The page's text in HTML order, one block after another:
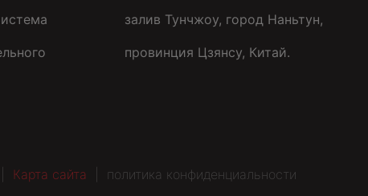
залив Тунчжоу, город Наньтун,
провинция Цзянсу, Китай.
Карта сайта политика конфиденциальности